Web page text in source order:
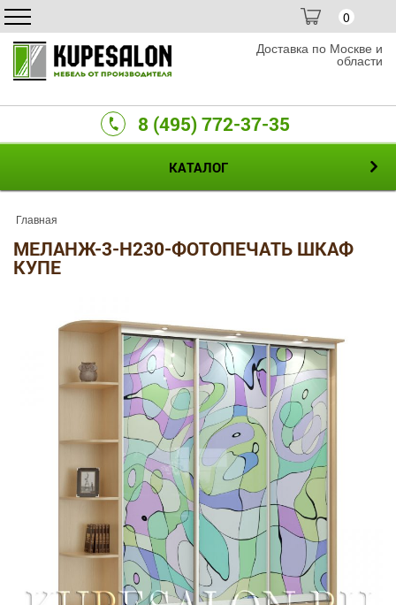
0
Доставка по Москве и
области
8 (495) 772-37-35
КАТАЛОГ
Главная
МЕЛАНЖ-3-H230-ФОТОПЕЧАТЬ ШКАФ
КУПЕ